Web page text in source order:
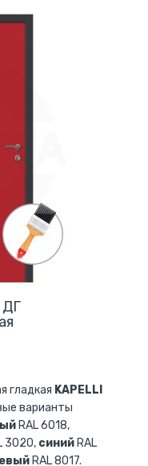
ДГ
гладкая KAPELLI
варианты
RAL 6018,
3020, синий RAL
RAL 8017.